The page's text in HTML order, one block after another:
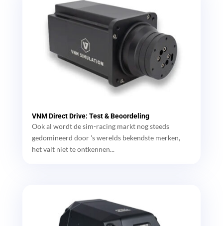
VNM Direct Drive: Test & Beoordeling
Ook al wordt de sim-racing markt nog steeds
gedomineerd door 's werelds bekendste merken,
het valt niet te ontkennen...